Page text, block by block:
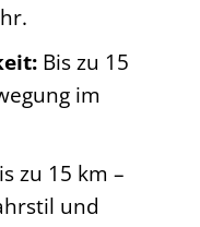
Bis zu 15
im
zu 15 km –
und